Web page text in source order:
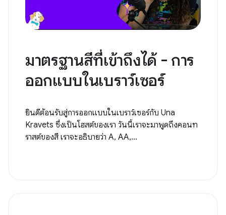
มาตรฐานสีที่เข้าถึงได้ - การ
ออกแบบในเบราว์เซอร์
ยินดีต้อนรับสู่การออกแบบในเบราว์เซอร์กับ Una
Kravets ซึ่งเป็นโฮสต์ของเรา วันนี้เราจะมาพูดถึงคอนท
ราสต์ของสี เราจะอธิบายว่า A, AA,...